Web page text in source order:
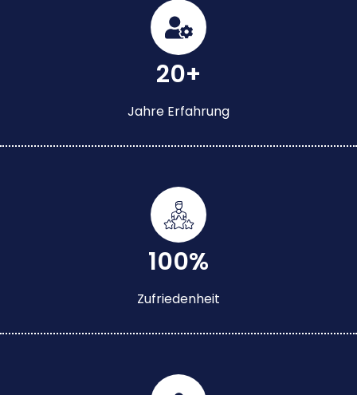
20+
Jahre Erfahrung
100%
Zufriedenheit